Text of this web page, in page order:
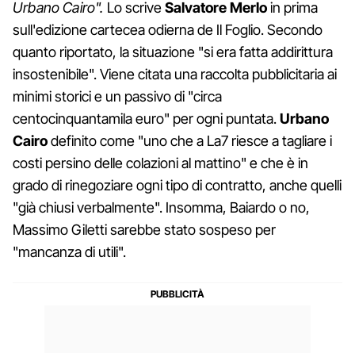
Urbano Cairo". Lo scriveSalvatore Merloin prima
sull'edizione cartecea odierna de Il Foglio. Secondo
quanto riportato, la situazione "si era fatta addirittura
insostenibile". Viene citata una raccolta pubblicitaria ai
minimi storici e un passivo di "circa
centocinquantamila euro" per ogni puntata.Urbano
Cairodefinito come "uno che a La7 riesce a tagliare i
costi persino delle colazioni al mattino" e che è in
grado di rinegoziare ogni tipo di contratto, anche quelli
"già chiusi verbalmente". Insomma, Baiardo o no,
Massimo Giletti sarebbe stato sospeso per
"mancanza di utili".